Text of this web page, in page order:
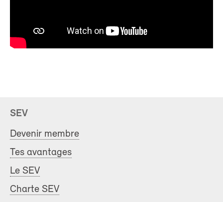
SEV
Devenir membre
Tes avantages
Le SEV
Charte SEV